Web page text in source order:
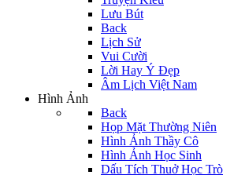
Lưu Bút
Back
Lịch Sử
Vui Cười
Lời Hay Ý Đẹp
Âm Lịch Việt Nam
Hình Ảnh
Back
Họp Mặt Thường Niên
Hình Ảnh Thầy Cô
Hình Ảnh Học Sinh
Dấu Tích Thuở Học Trò